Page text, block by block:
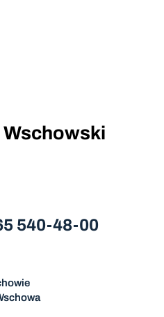
540-48-00